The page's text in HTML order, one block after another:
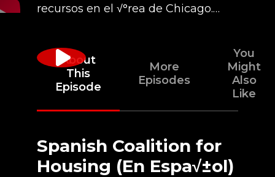
recursos en el √°rea de Chicago.…
About
This
Episode
More
Episodes
You
Might
Also
Like
Spanish Coalition for
Housing (En Espa√±ol)